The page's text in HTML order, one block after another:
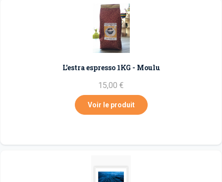
L'estra espresso 1KG - Moulu
15,00 €
Voir le produit